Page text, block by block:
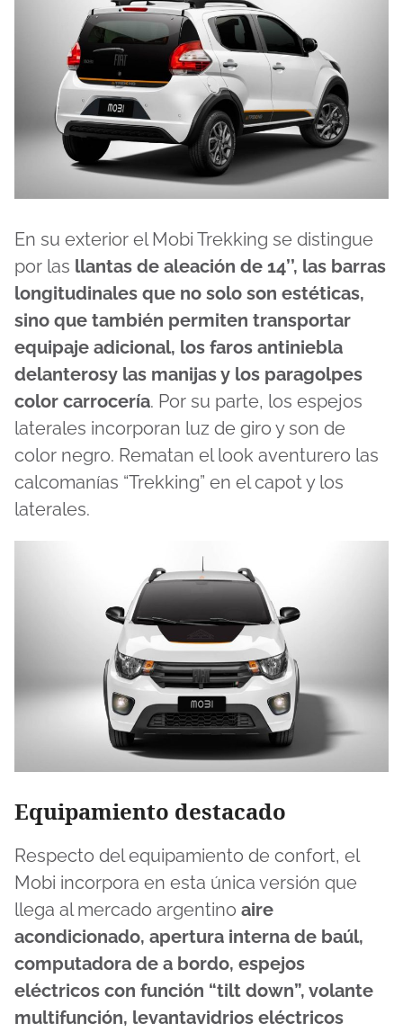
En su exterior el Mobi Trekking se distingue
por las llantas de aleación de 14’’, las barras
longitudinales que no solo son estéticas,
sino que también permiten transportar
equipaje adicional, los faros antiniebla
delanterosy las manijas y los paragolpes
color carrocería. Por su parte, los espejos
laterales incorporan luz de giro y son de
color negro. Rematan el look aventurero las
calcomanías “Trekking” en el capot y los
laterales.
Equipamiento destacado
Respecto del equipamiento de confort, el
Mobi incorpora en esta única versión que
llega al mercado argentino aire
acondicionado, apertura interna de baúl,
computadora de a bordo, espejos
eléctricos con función “tilt down”, volante
multifunción, levantavidrios eléctricos